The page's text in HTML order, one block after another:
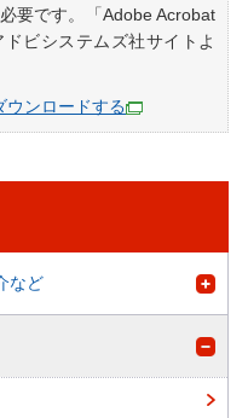
要です。「Adobe Acrobat
ビシステムズ社サイトよ
ウンロードする
など